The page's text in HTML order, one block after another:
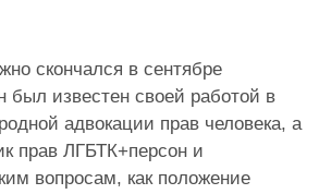
скончался в сентябре
был известен своей работой в
адвокации прав человека, а
прав ЛГБТК+персон и
вопросам, как положение